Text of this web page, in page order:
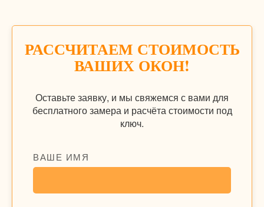
РАССЧИТАЕМ СТОИМОСТЬ
ВАШИХ ОКОН!
Оставьте заявку, и мы свяжемся с вами для
бесплатного замера и расчёта стоимости под
ключ.
ВАШЕ ИМЯ